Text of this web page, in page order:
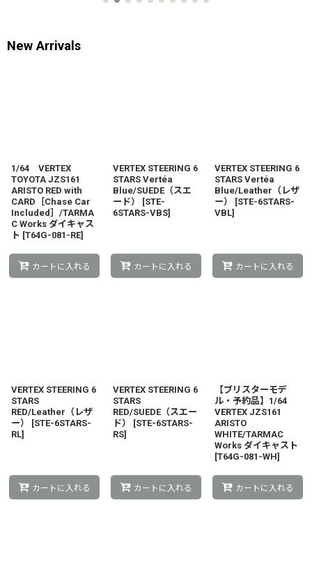
New Arrivals
1/64 VERTEX
TOYOTA JZS161
ARISTO RED with
CARD［Chase Car
Included］/TARMA
C Works ダイキャス
ト [T64G-081-RE]
カートに入れる
VERTEX STEERING 6
STARS Vertéa
Blue/SUEDE（スエ
ード）
[STE-
6STARS-VBS]
カートに入れる
VERTEX STEERING 6
STARS Vertéa
Blue/Leather（レザ
ー）
[STE-6STARS-
VBL]
カートに入れる
VERTEX STEERING 6
STARS
RED/Leather（レザ
ー）
[STE-6STARS-
RL]
カートに入れる
VERTEX STEERING 6
STARS
RED/SUEDE（スエー
ド）
[STE-6STARS-
RS]
カートに入れる
【ブリスターモデ
ル・予約品】1/64
VERTEX JZS161
ARISTO
WHITE/TARMAC
Works ダイキャスト
[T64G-081-WH]
カートに入れる